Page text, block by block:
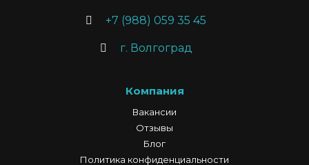
+7 (988) 059 35 45
г. Волгоград
Компания
Вакансии
Отзывы
Блог
Политика конфиденциальности